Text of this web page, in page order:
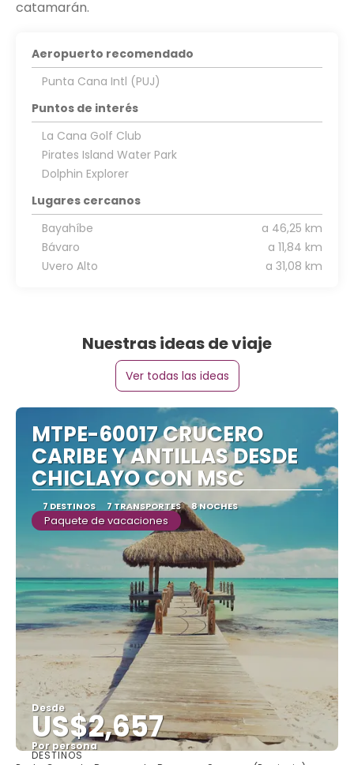
Aeropuerto recomendado
Punta Cana Intl (PUJ)
Puntos de interés
La Cana Golf Club
Pirates Island Water Park
Dolphin Explorer
Lugares cercanos
Bayahíbe
a 46,25 km
Bávaro
a 11,84 km
Uvero Alto
a 31,08 km
Nuestras ideas de viaje
Ver todas las ideas
MTPE-60017 CRUCERO
CARIBE Y ANTILLAS DESDE
CHICLAYO CON MSC
7 DESTINOS 7 TRANSPORTES 8 NOCHES
Paquete de vacaciones
Desde
US$2,657
Por persona
DESTINOS